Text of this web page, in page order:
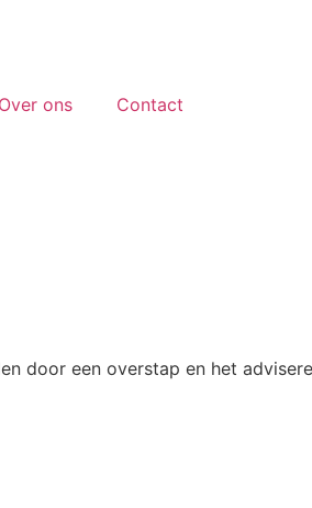
Over ons Contact
door een overstap en het